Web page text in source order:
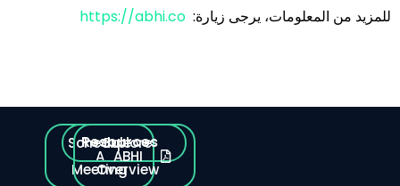
للمزيد من المعلومات، يرجى زيارة: https://abhi.co
Schedule
A
Meeting
Resources
Explore
ABHI
Overview